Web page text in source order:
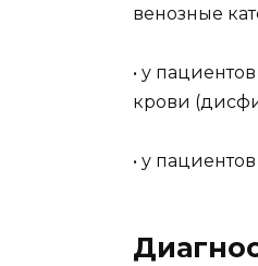
венозные
• у
крови
• у